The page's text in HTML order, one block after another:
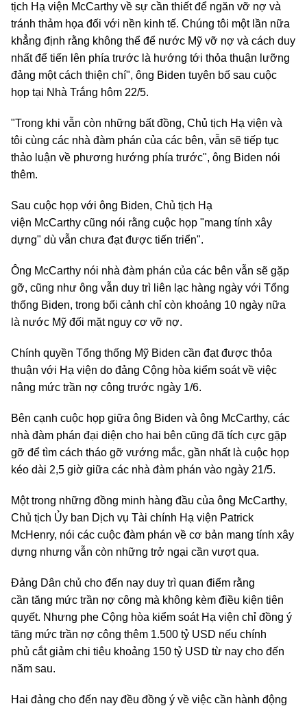
tịch Hạ viện McCarthy về sự cần thiết để ngăn vỡ nợ và
tránh thảm họa đối với nền kinh tế. Chúng tôi một lần nữa
khẳng định rằng không thể để nước Mỹ vỡ nợ và cách duy
nhất để tiến lên phía trước là hướng tới thỏa thuận lưỡng
đảng một cách thiện chí", ông Biden tuyên bố sau cuộc
họp tại Nhà Trắng hôm 22/5.
"Trong khi vẫn còn những bất đồng, Chủ tịch Hạ viện và
tôi cùng các nhà đàm phán của các bên, vẫn sẽ tiếp tục
thảo luận về phương hướng phía trước", ông Biden nói
thêm.
Sau cuộc họp với ông Biden, Chủ tịch Hạ
viện McCarthy cũng nói rằng cuộc họp "mang tính xây
dựng" dù vẫn chưa đạt được tiến triển".
Ông McCarthy nói nhà đàm phán của các bên vẫn sẽ gặp
gỡ, cũng như ông vẫn duy trì liên lạc hàng ngày với Tổng
thống Biden, trong bối cảnh chỉ còn khoảng 10 ngày nữa
là nước Mỹ đối mặt nguy cơ vỡ nợ.
Chính quyền Tổng thống Mỹ Biden cần đạt được thỏa
thuận với Hạ viện do đảng Cộng hòa kiểm soát về việc
nâng mức trần nợ công trước ngày 1/6.
Bên cạnh cuộc họp giữa ông Biden và ông McCarthy, các
nhà đàm phán đại diện cho hai bên cũng đã tích cực gặp
gỡ để tìm cách tháo gỡ vướng mắc, gần nhất là cuộc họp
kéo dài 2,5 giờ giữa các nhà đàm phán vào ngày 21/5.
Một trong những đồng minh hàng đầu của ông McCarthy,
Chủ tịch Ủy ban Dịch vụ Tài chính Hạ viện Patrick
McHenry, nói các cuộc đàm phán về cơ bản mang tính xây
dựng nhưng vẫn còn những trở ngại cần vượt qua.
Đảng Dân chủ cho đến nay duy trì quan điểm rằng
cần tăng mức trần nợ công mà không kèm điều kiện tiên
quyết. Nhưng phe Cộng hòa kiểm soát Hạ viện chỉ đồng ý
tăng mức trần nợ công thêm 1.500 tỷ USD nếu chính
phủ cắt giảm chi tiêu khoảng 150 tỷ USD từ nay cho đến
năm sau.
Hai đảng cho đến nay đều đồng ý về việc cần hành động